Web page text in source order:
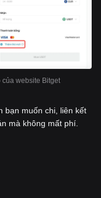
website Bitget
bạn muốn chi, liên kết
mà không mất phí.